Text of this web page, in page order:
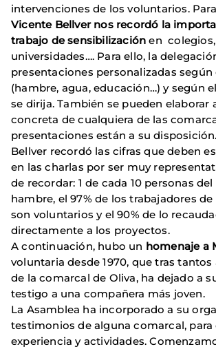
intervenciones de los voluntarios.
Vicente Bellver nos recordó la
trabajo de sensibilización en colegios,
universidades…. Para ello, la
presentaciones personalizadas según
(hambre, agua, educación…) y según
se dirija. También se pueden elaborar
concreta de cualquiera de las
presentaciones están a su disposición.
Bellver recordó las cifras que deben
en las charlas por ser muy
de recordar: 1 de cada 10 personas
hambre, el 97% de los trabajadores
son voluntarios y el 90% de lo
directamente a los proyectos.
A continuación, hubo un homenaje a
voluntaria desde 1970, que tras
de la comarcal de Oliva, ha dejado a
testigo a una compañera más joven.
La Asamblea ha incorporado a su
testimonios de alguna comarcal, para
experiencia y actividades.